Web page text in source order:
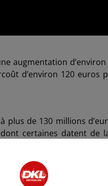
augmentation
d’environ 120 euros
plus de 130 millions
certaines datent de
les épisodes de